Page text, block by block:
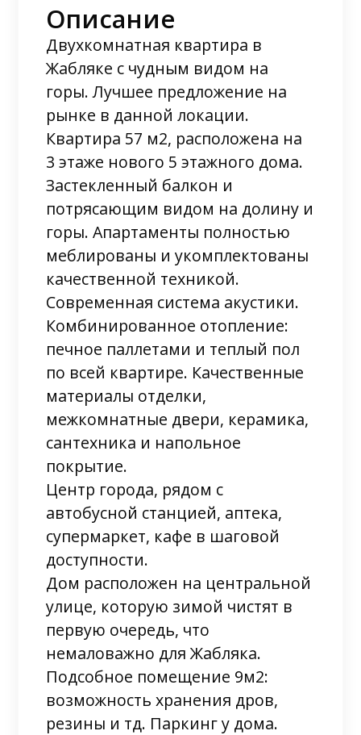
Описание
Двухкомнатная квартира в
Жабляке с чудным видом на
горы. Лучшее предложение на
рынке в данной локации.
Квартира 57 м2, расположена на
3 этаже нового 5 этажного дома.
Застекленный балкон и
потрясающим видом на долину и
горы. Апартаменты полностью
меблированы и укомплектованы
качественной техникой.
Современная система акустики.
Комбинированное отопление:
печное паллетами и теплый пол
по всей квартире. Качественные
материалы отделки,
межкомнатные двери, керамика,
сантехника и напольное
покрытие.
Центр города, рядом с
автобусной станцией, аптека,
супермаркет, кафе в шаговой
доступности.
Дом расположен на центральной
улице, которую зимой чистят в
первую очередь, что
немаловажно для Жабляка.
Подсобное помещение 9м2:
возможность хранения дров,
резины и тд. Паркинг у дома.